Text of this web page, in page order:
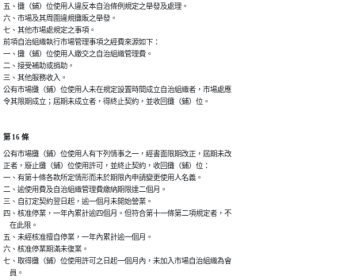
五、攤（鋪）位使用人違反本自治條例規定之舉發及處理。
六、市場及其周圍違規攤販之舉發。
七、其他市場處規定之事項。
前項自治組織執行市場管理事項之經費來源如下：
一、攤（鋪）位使用人繳交之自治組織管理費。
二、接受補助或捐助。
三、其他服務收入。
公有市場攤（鋪）位使用人未在規定設置時間成立自治組織者，市場處應
令其限期成立；屆期未成立者，得終止契約，並收回攤（鋪）位。
第 16 條
公有市場攤（鋪）位使用人有下列情事之一，經書面限期改正，屆期未改
正者，廢止攤（鋪）位使用許可，並終止契約，收回攤（鋪）位：
一、有第十條各款所定情形而未於期限內申請變更使用人名義。
二、逾使用費及自治組織管理費繳納期限達二個月。
三、自訂定契約翌日起，逾一個月未開始營業。
四、核准停業，一年內累計逾四個月。但符合第十一條第二項規定者，不
    在此限。
五、未經核准擅自停業，一年內累計逾一個月。
六、核准停業期滿未復業。
七、取得攤（鋪）位使用許可之日起一個月內，未加入市場自治組織為會
    員。